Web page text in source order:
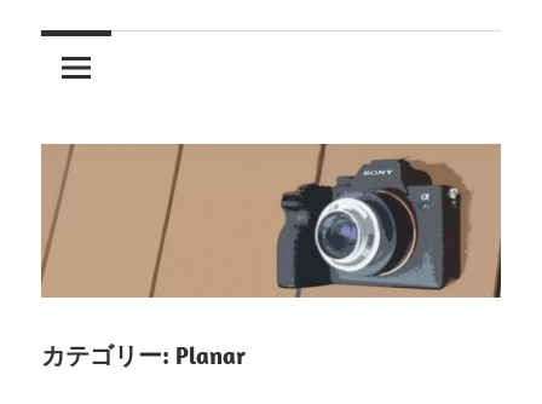
う
カテゴリー: Planar